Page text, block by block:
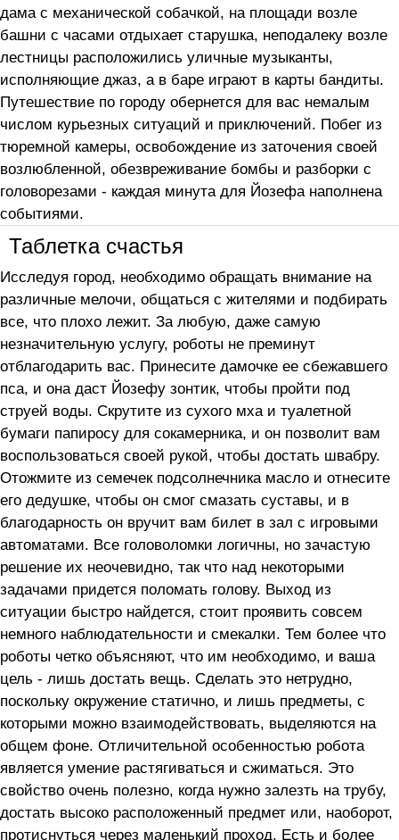
дама с механической собачкой, на площади возле
башни с часами отдыхает старушка, неподалеку возле
лестницы расположились уличные музыканты,
исполняющие джаз, а в баре играют в карты бандиты.
Путешествие по городу обернется для вас немалым
числом курьезных ситуаций и приключений. Побег из
тюремной камеры, освобождение из заточения своей
возлюбленной, обезвреживание бомбы и разборки с
головорезами - каждая минута для Йозефа наполнена
событиями.
Таблетка счастья
Исследуя город, необходимо обращать внимание на
различные мелочи, общаться с жителями и подбирать
все, что плохо лежит. За любую, даже самую
незначительную услугу, роботы не преминут
отблагодарить вас. Принесите дамочке ее сбежавшего
пса, и она даст Йозефу зонтик, чтобы пройти под
струей воды. Скрутите из сухого мха и туалетной
бумаги папиросу для сокамерника, и он позволит вам
воспользоваться своей рукой, чтобы достать швабру.
Отожмите из семечек подсолнечника масло и отнесите
его дедушке, чтобы он смог смазать суставы, и в
благодарность он вручит вам билет в зал с игровыми
автоматами. Все головоломки логичны, но зачастую
решение их неочевидно, так что над некоторыми
задачами придется поломать голову. Выход из
ситуации быстро найдется, стоит проявить совсем
немного наблюдательности и смекалки. Тем более что
роботы четко объясняют, что им необходимо, и ваша
цель - лишь достать вещь. Сделать это нетрудно,
поскольку окружение статично, и лишь предметы, с
которыми можно взаимодействовать, выделяются на
общем фоне. Отличительной особенностью робота
является умение растягиваться и сжиматься. Это
свойство очень полезно, когда нужно залезть на трубу,
достать высоко расположенный предмет или, наоборот,
протиснуться через маленький проход. Есть и более